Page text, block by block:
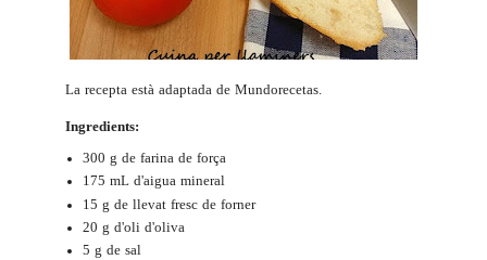
La recepta està adaptada de Mundorecetas
Ingredients:
300 g de farina de força
175 mL d'aigua mineral
15 g de llevat fresc de forner
20 g d'oli d'oliva
5 g de sal